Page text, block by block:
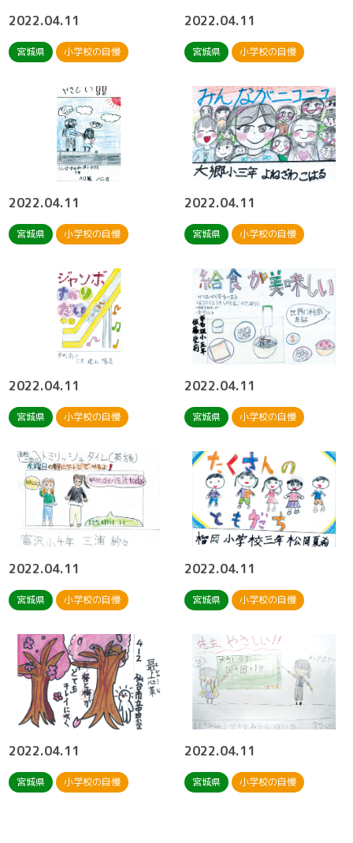
2022.04.11
宮城県 小学校の自慢
2022.04.11
宮城県 小学校の自慢
2022.04.11
宮城県 小学校の自慢
2022.04.11
宮城県 小学校の自慢
2022.04.11
宮城県 小学校の自慢
2022.04.11
宮城県 小学校の自慢
2022.04.11
宮城県 小学校の自慢
2022.04.11
宮城県 小学校の自慢
2022.04.11
宮城県 小学校の自慢
2022.04.11
宮城県 小学校の自慢